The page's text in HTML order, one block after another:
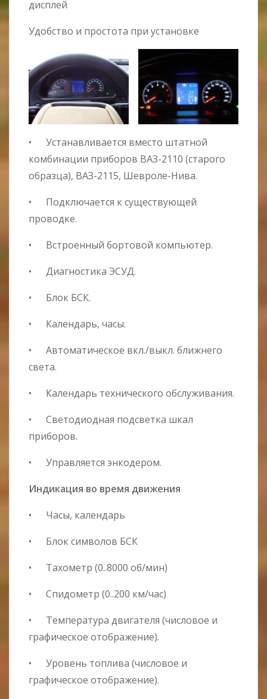
дисплей
Удобство и простота при установке
• Устанавливается вместо штатной
комбинации приборов ВАЗ-2110 (старого
образца), ВАЗ-2115, Шевроле-Нива.
• Подключается к существующей
проводке.
• Встроенный бортовой компьютер.
• Диагностика ЭСУД.
• Блок БСК.
• Календарь, часы.
• Автоматическое вкл./выкл. ближнего
света.
• Календарь технического обслуживания.
• Светодиодная подсветка шкал
приборов.
• Управляется энкодером.
Индикация во время движения
• Часы, календарь
• Блок символов БСК
• Тахометр (0..8000 об/мин)
• Спидометр (0..200 км/час)
• Температура двигателя (числовое и
графическое отображение).
• Уровень топлива (числовое и
графическое отображение).